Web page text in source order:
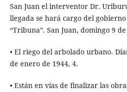
San Juan el interventor Dr.
llegada se hará cargo del
“Tribuna”. San Juan, domingo 9
• El riego del arbolado urbano.
de enero de 1944, 4.
• Están en vías de finalizar las